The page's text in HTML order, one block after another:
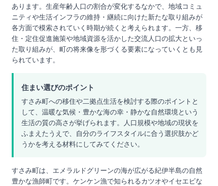
あります。生産年齢人口の割合が変化するなかで、地域コミュ
ニティや生活インフラの維持・継続に向けた新たな取り組みが
各方面で模索されていく時期が続くと考えられます。一方、移
住・定住促進施策や地域資源を活かした交流人口の拡大といっ
た取り組みが、町の将来像を形づくる要素になっていくとも見
られています。
住まい選びのポイント
すさみ町への移住や二拠点生活を検討する際のポイントと
して、温暖な気候・豊かな海の幸・静かな自然環境という
生活の質の高さが挙げられます。人口規模や地域の現状を
ふまえたうえで、自分のライフスタイルに合う選択肢かど
うかを考える材料にしてみてください。
すさみ町は、エメラルドグリーンの海が広がる紀伊半島の自然
豊かな漁師町です。ケンケン漁で知られるカツオやイセエビな